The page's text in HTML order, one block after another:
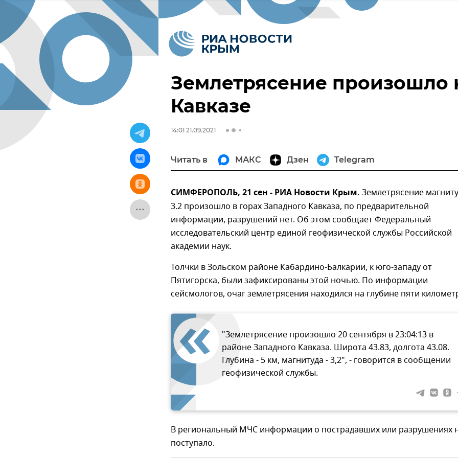
Землетрясение произошло
Кавказе
14:01 21.09.2021
Читать в МАКС Дзен Telegram
СИМФЕРОПОЛЬ, 21 сен - РИА Новости Крым. Землетрясение
3.2 произошло в горах Западного Кавказа, по предварительной
информации, разрушений нет. Об этом сообщает Федеральный
исследовательский центр единой геофизической службы Российской
академии наук.
Толчки в Зольском районе Кабардино-Балкарии, к юго-западу от
Пятигорска, были зафиксированы этой ночью. По информации
сейсмологов, очаг землетрясения находился на глубине пяти
"Землетрясение произошло 20 сентября в 23:04:13 в
районе Западного Кавказа. Широта 43.83, долгота 43.08.
Глубина - 5 км, магнитуда - 3,2", - говорится в сообщении
геофизической службы.
В региональный МЧС информации о пострадавших или разрушениях
поступало.